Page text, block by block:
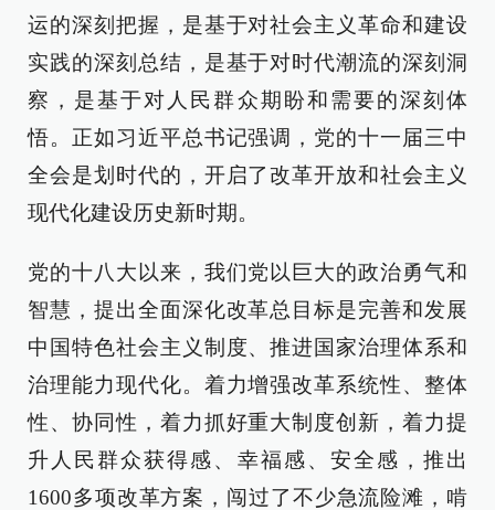
运的深刻把握，是基于对社会主义革命和建设
实践的深刻总结，是基于对时代潮流的深刻洞
察，是基于对人民群众期盼和需要的深刻体
悟。正如习近平总书记强调，党的十一届三中
全会是划时代的，开启了改革开放和社会主义
现代化建设历史新时期。
党的十八大以来，我们党以巨大的政治勇气和
智慧，提出全面深化改革总目标是完善和发展
中国特色社会主义制度、推进国家治理体系和
治理能力现代化。着力增强改革系统性、整体
性、协同性，着力抓好重大制度创新，着力提
升人民群众获得感、幸福感、安全感，推出
1600多项改革方案，闯过了不少急流险滩，啃